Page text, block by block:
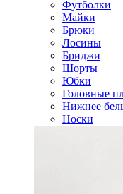
Футболки
Майки
Брюки
Лосины
Бриджи
Шорты
Юбки
Головные
Нижнее
Носки